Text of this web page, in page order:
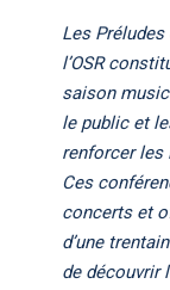
Les
l’OSR
saison
le public et
renforcer les
Ces
concerts et
d’une
de découvrir